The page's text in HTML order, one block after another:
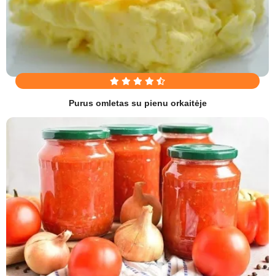
Purus omletas su pienu orkaitėje